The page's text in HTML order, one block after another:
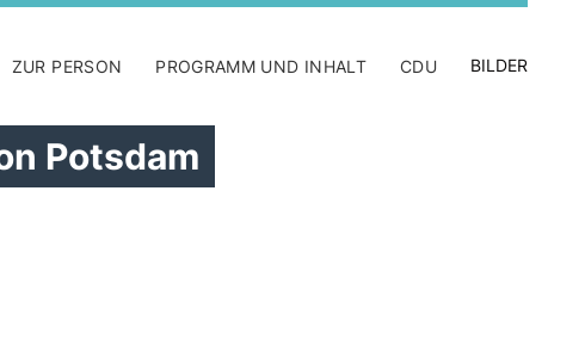
ZUR PERSON PROGRAMM UND INHALT CDU BILDER
Potsdam